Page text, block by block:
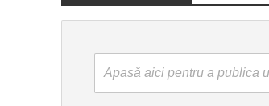
Apasă aici pentru a publica